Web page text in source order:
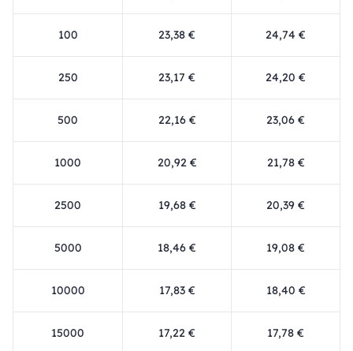
100 23,38 € 24,74 €
250 23,17 € 24,20 €
500 22,16 € 23,06 €
1000 20,92 € 21,78 €
2500 19,68 € 20,39 €
5000 18,46 € 19,08 €
10000 17,83 € 18,40 €
15000 17,22 € 17,78 €